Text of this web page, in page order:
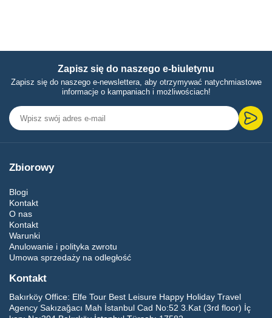
Zapisz się do naszego e-biuletynu
Zapisz się do naszego e-newslettera, aby otrzymywać natychmiastowe
informacje o kampaniach i możliwościach!
Zbiorowy
Blogi
Kontakt
O nas
Kontakt
Warunki
Anulowanie i polityka zwrotu
Umowa sprzedaży na odległość
Kontakt
Bakırköy Office: Elfe Tour Best Leisure Happy Holiday Travel
Agency Sakızağacı Mah İstanbul Cad No:52 3.Kat (3rd floor) İç